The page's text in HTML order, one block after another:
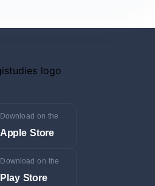
Download on the
Apple Store
Download on the
Play Store